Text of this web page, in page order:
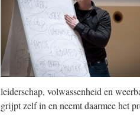
leiderschap, volwassenheid en
grijpt zelf in en neemt daarmee het